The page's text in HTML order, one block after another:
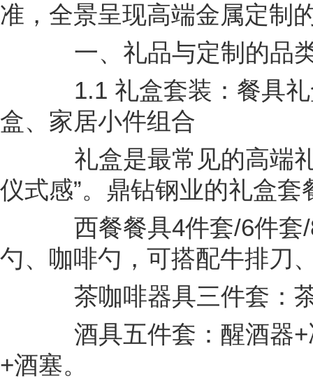
准，全景呈现高端金属定制
一、礼品与定制的品
1.1 礼盒套装：餐具礼
盒、家居小件组合
礼盒是最常见的高端礼
仪式感”。鼎钻钢业的礼盒套
西餐餐具4件套/6件套/
勺、咖啡勺，可搭配牛排刀
茶咖啡器具三件套：茶
酒具五件套：醒酒器+
+酒塞。